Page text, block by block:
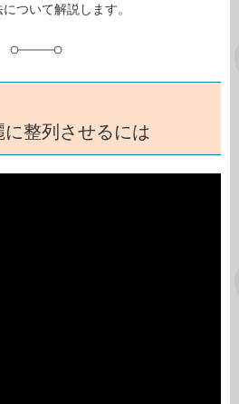
ついて解説します。
整列させるには